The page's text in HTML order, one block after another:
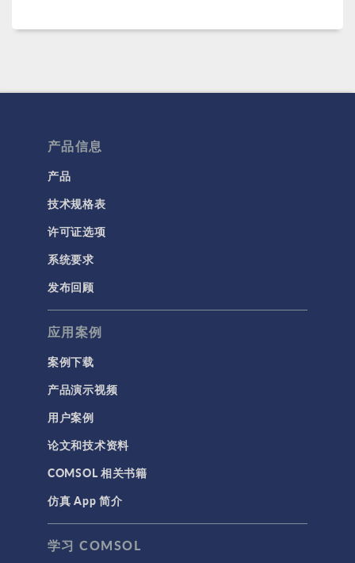
产品信息
产品
技术规格表
许可证选项
系统要求
发布回顾
应用案例
案例下载
产品演示视频
用户案例
论文和技术资料
COMSOL 相关书籍
仿真 App 简介
学习 COMSOL